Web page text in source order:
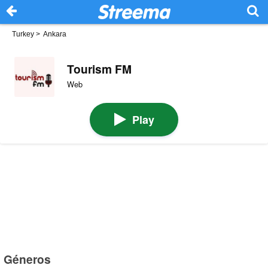
Turkey > Ankara
Tourism FM
Web
Play
Géneros